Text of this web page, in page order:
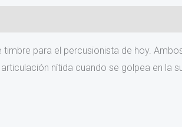
para el percusionista de hoy.
nítida cuando se golpea en la